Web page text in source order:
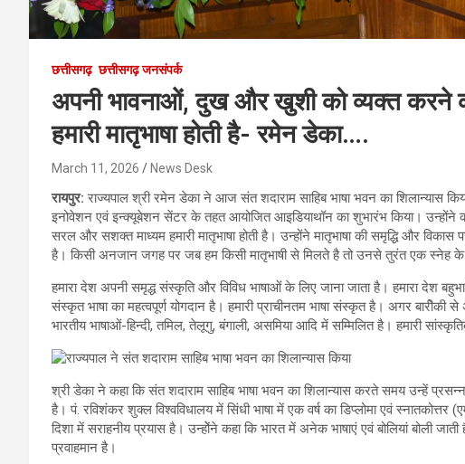
छत्तीसगढ़ छत्तीसगढ़ जनसंपर्क
अपनी भावनाओं, दुख और खुशी को व्यक्त
हमारी मातृभाषा होती है- रमेन डेका….
March 11, 2026 News Desk
रायपुर:राज्यपाल श्री रमेन डेका ने आज संत शदाराम साहिब भाषा भवन का शिलान्यास
इनोवेशन एवं इन्क्यूबेशन सेंटर के तहत आयोजित आइडियाथॉन का शुभारंभ किया।
सरल और सशक्त माध्यम हमारी मातृभाषा होती है। उन्होंने मातृभाषा की समृद्धि और
है। किसी अनजान जगह पर जब हम किसी मातृभाषी से मिलते है तो उनसे तुरंत एक स्नेह
हमारा देश अपनी समृद्ध संस्कृति और विविध भाषाओं के लिए जाना जाता है। हमारा देश
संस्कृत भाषा का महत्वपूर्ण योगदान है। हमारी प्राचीनतम भाषा संस्कृत है। अगर
भारतीय भाषाओं-हिन्दी, तमिल, तेलूगु, बंगाली, असमिया आदि में सम्मिलित है। हमारी
श्री डेका ने कहा कि संत शदाराम साहिब भाषा भवन का शिलान्यास करते समय उन्हें
है। पं. रविशंकर शुक्ल विश्वविधालय में सिंधी भाषा में एक वर्ष का डिप्लोमा एवं
दिशा में सराहनीय प्रयास है। उन्होेंने कहा कि भारत में अनेक भाषाएं एवं बोलियां बोली
प्रवाहमान है।